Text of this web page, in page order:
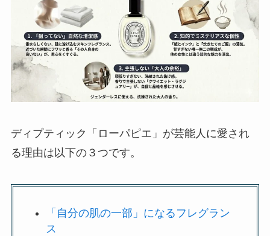
ディプティック「ローパピエ」が芸能人に愛され
る理由は以下の３つです。
「自分の肌の一部」になるフレグラン
ス